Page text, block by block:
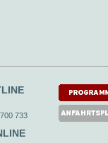
733